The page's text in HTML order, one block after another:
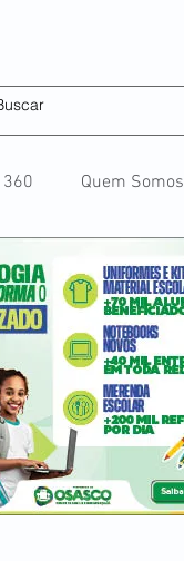
Quem Somos